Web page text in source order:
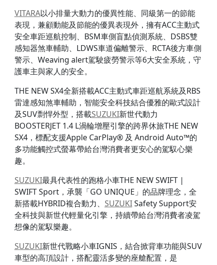
VITARA以小排量大動力的優異性能、同級第一的節能
表現，兼顧動能及節能的優異表現外，擁有ACC主動式
安全車距巡航控制、BSM車側盲點偵測系統、DSBS雙
感知器煞車輔助、LDWS車道偏離警示、RCTA後方車側
警示、Weaving alert駕駛疲勞警示等6大安全系統，守
護車主與家人的安全。
THE NEW SX4全新搭載ACC主動式車距巡航系統及RBS
雷達感知煞車輔助，智能安全科技結合優雅的歐式設計
及SUV剽悍外型，搭載SUZUKI新世代動力
BOOSTERJET 1.4 L渦輪增壓引擎的跨界休旅THE NEW
SX4，標配支援Apple CarPlay® 及 Android Auto™的
多功能觸控式螢幕帶給台灣消費者更安心的駕馭心樂
趣。
SUZUKI最具代表性的跑格小車THE NEW SWIFT |
SWIFT Sport，承襲「GO UNIQUE」的品牌理念，全
新搭載HYBRID複合動力、 SUZUKISafety Support安
全科技與新世代輕量化引擎，持續帶給台灣消費者凌駕
想像的駕馭樂趣。
SUZUKI新世代戰略小車IGNIS，結合掀背車功能與SUV
車型的高頂設計，搭配靈活多變的座艙配置，是